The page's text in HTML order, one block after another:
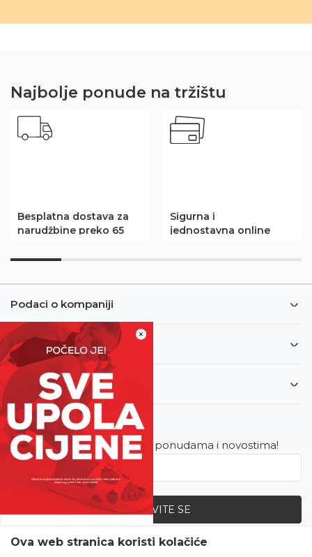
×
SVE UPOLA CIJENE!
Najbolje ponude na tržištu
Besplatna dostava za
narudžbine preko 65
Sigurna i
jednostavna online
Podaci o kompaniji
Informacije
Korisnički servis
Newsletter
Budite u toku sa najnovijim ponudama i novostima!
PRIJAVITE SE
Zapratite nas
Ova web stranica koristi kolačiće